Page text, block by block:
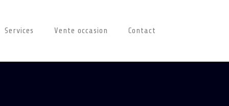
Services Vente occasion Contact